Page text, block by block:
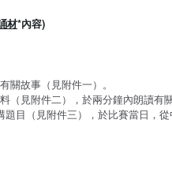
材*內容)
關故事（見附件一）。
見附件二），於兩分鐘內朗讀有關
目（見附件三），於比賽當日，